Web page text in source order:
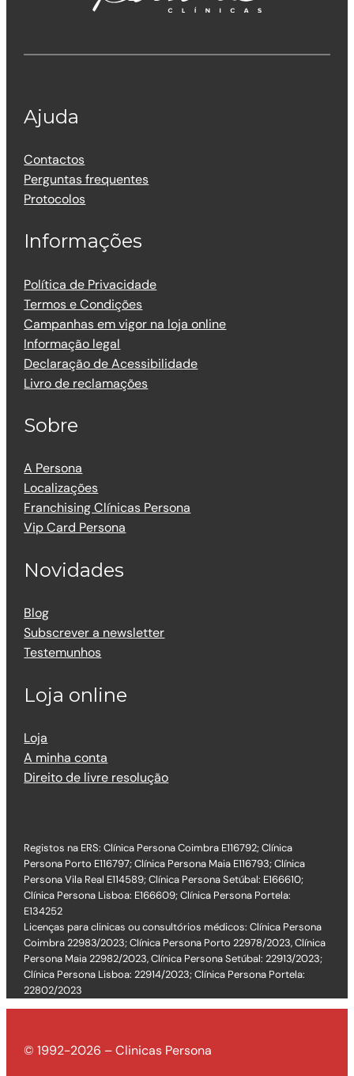
Ajuda
Contactos
Perguntas frequentes
Protocolos
Informações
Política de Privacidade
Termos e Condições
Campanhas em vigor na loja online
Informação legal
Declaração de Acessibilidade
Livro de reclamações
Sobre
A Persona
Localizações
Franchising Clínicas Persona
Vip Card Persona
Novidades
Blog
Subscrever a newsletter
Testemunhos
Loja online
Loja
A minha conta
Direito de livre resolução
Registos na ERS: Clínica Persona Coimbra E116792; Clínica
Persona Porto E116797; Clínica Persona Maia E116793; Clínica
Persona Vila Real E114589; Clínica Persona Setúbal: E166610;
Clínica Persona Lisboa: E166609; Clínica Persona Portela:
E134252
Licenças para clinicas ou consultórios médicos: Clínica Persona
Coimbra 22983/2023; Clínica Persona Porto 22978/2023, Clínica
Persona Maia 22982/2023, Clínica Persona Setúbal: 22913/2023;
Clínica Persona Lisboa: 22914/2023; Clínica Persona Portela:
22802/2023
© 1992-2026 – Clinicas Persona